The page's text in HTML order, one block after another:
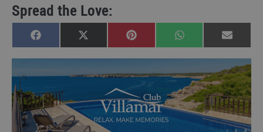
Spread the Love:
TEILEN
AUF
FACEBOOKTEILEN
AUF
X
(TWITTER)
TEILEN
AUF
PINTERESTTEILEN
AUF
WHATSAPPTEILEN
AUF
EMAIL